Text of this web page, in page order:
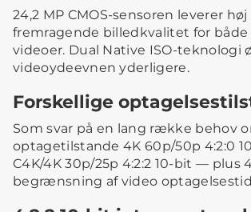
24,2 MP CMOS-sensoren leverer
fremragende billedkvalitet for
videoer. Dual Native ISO-teknologi
videoydeevnen yderligere.
Forskellige
Som svar på en lang række behov
optagetilstande 4K 60p/50p 4:2:0
C4K/4K 30p/25p 4:2:2 10-bit — plus
begrænsning af video optagelsestid